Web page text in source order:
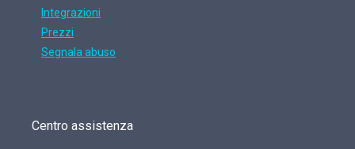
Integrazioni
Prezzi
Segnala abuso
Centro assistenza